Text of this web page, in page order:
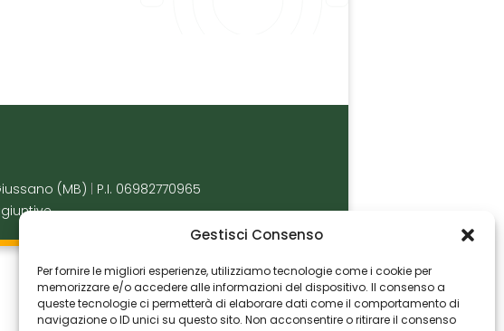
Gestisci Consenso
Per fornire le migliori esperienze, utilizziamo tecnologie come i cookie per
memorizzare e/o accedere alle informazioni del dispositivo. Il consenso a
queste tecnologie ci permetterà di elaborare dati come il comportamento di
navigazione o ID unici su questo sito. Non acconsentire o ritirare il consenso
(MB)
P.I. 06982770965